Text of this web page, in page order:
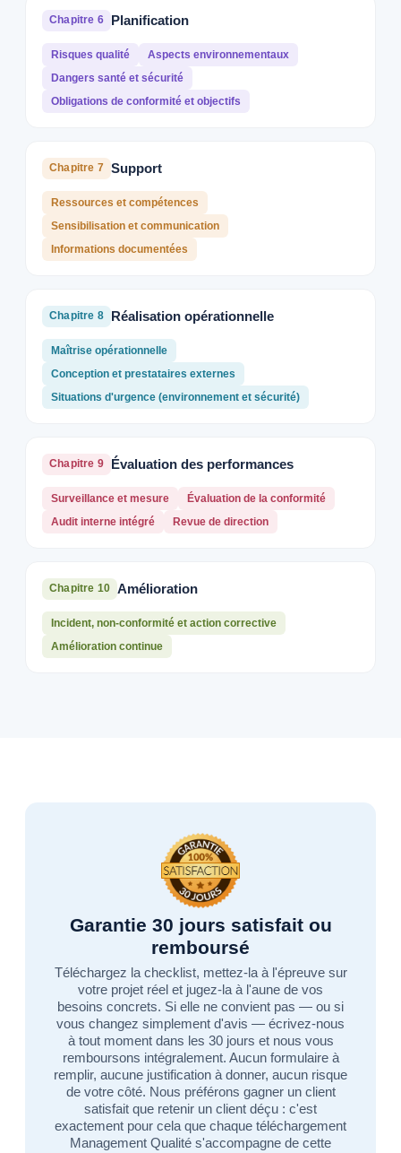
Chapitre 6 Planification
Risques qualité
Aspects environnementaux
Dangers santé et sécurité
Obligations de conformité et objectifs
Chapitre 7 Support
Ressources et compétences
Sensibilisation et communication
Informations documentées
Chapitre 8 Réalisation opérationnelle
Maîtrise opérationnelle
Conception et prestataires externes
Situations d'urgence (environnement et sécurité)
Chapitre 9 Évaluation des performances
Surveillance et mesure
Évaluation de la conformité
Audit interne intégré
Revue de direction
Chapitre 10 Amélioration
Incident, non-conformité et action corrective
Amélioration continue
Garantie 30 jours satisfait ou
remboursé
Téléchargez la checklist, mettez-la à l'épreuve sur
votre projet réel et jugez-la à l'aune de vos
besoins concrets. Si elle ne convient pas — ou si
vous changez simplement d'avis — écrivez-nous
à tout moment dans les 30 jours et nous vous
remboursons intégralement. Aucun formulaire à
remplir, aucune justification à donner, aucun risque
de votre côté. Nous préférons gagner un client
satisfait que retenir un client déçu : c'est
exactement pour cela que chaque téléchargement
Management Qualité s'accompagne de cette